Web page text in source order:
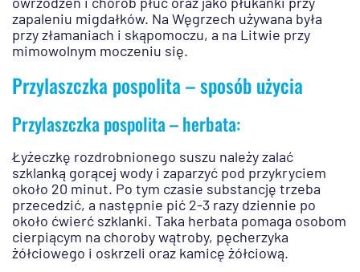
zapaleniu migdałków. Na Węgrzech używana była
przy złamaniach i skąpomoczu, a na Litwie przy
mimowolnym moczeniu się.
Przylaszczka pospolita – sposób użycia
Przylaszczka pospolita – herbata:
Łyżeczkę rozdrobnionego suszu należy zalać
szklanką gorącej wody i zaparzyć pod przykryciem
około 20 minut. Po tym czasie substancję trzeba
przecedzić, a następnie pić 2-3 razy dziennie po
około ćwierć szklanki. Taka herbata pomaga osobom
cierpiącym na choroby wątroby, pęcherzyka
żółciowego i oskrzeli oraz kamicę żółciową.